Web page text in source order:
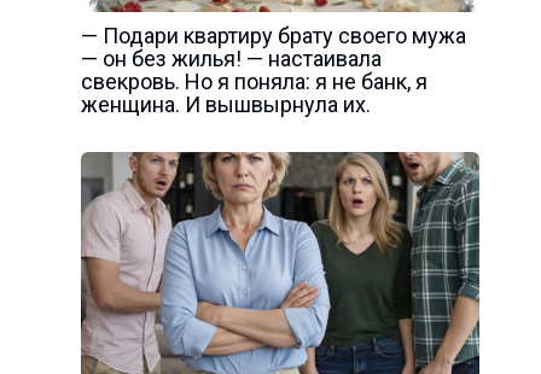
— Подари квартиру брату своего мужа
— он без жилья! — настаивала
свекровь. Но я поняла: я не банк, я
женщина. И вышвырнула их.